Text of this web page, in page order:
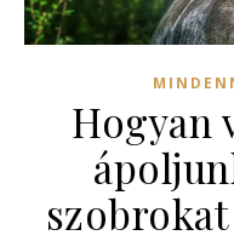
Hogyan